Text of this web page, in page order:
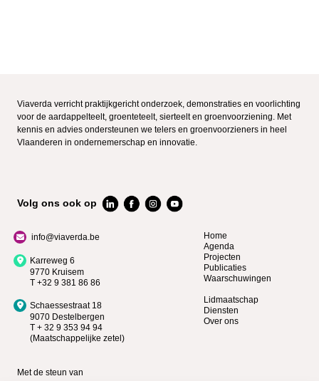
Viaverda verricht praktijkgericht onderzoek, demonstraties en voorlichting
voor de aardappelteelt, groenteteelt, sierteelt en groenvoorziening. Met
kennis en advies ondersteunen we telers en groenvoorzieners in heel
Vlaanderen in ondernemerschap en innovatie.
Volg ons ook op
info@viaverda.be
Karreweg 6
9770 Kruisem
T +32 9 381 86 86
Schaessestraat 18
9070 Destelbergen
T + 32 9 353 94 94
(Maatschappelijke zetel)
Home
Agenda
Projecten
Publicaties
Waarschuwingen
Lidmaatschap
Diensten
Over ons
Met de steun van